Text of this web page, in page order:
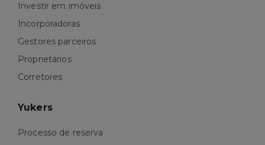
Investir em imóveis
Incorporadoras
Gestores parceiros
Proprietários
Corretores
Yukers
Processo de reserva